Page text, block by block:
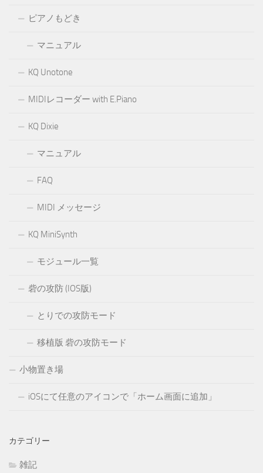
ピアノもどき
マニュアル
KQ Unotone
MIDIレコーダー with E.Piano
KQ Dixie
マニュアル
FAQ
MIDI メッセージ
KQ MiniSynth
モジュール一覧
砦の攻防 (IOS版)
とりでの攻防モード
移植版 砦の攻防モード
小物置き場
iOSにて任意のアイコンで「ホーム画面に追加」
カテゴリー
雑記